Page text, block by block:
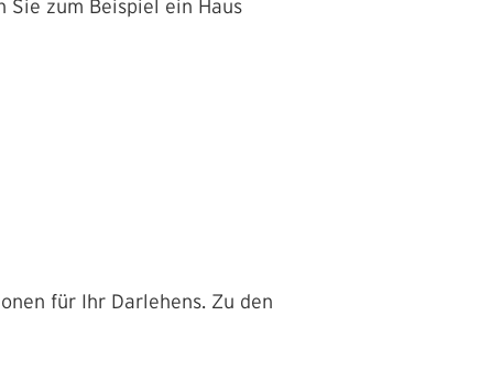
Sie zum Beispiel ein Haus
für Ihr Darlehens. Zu den